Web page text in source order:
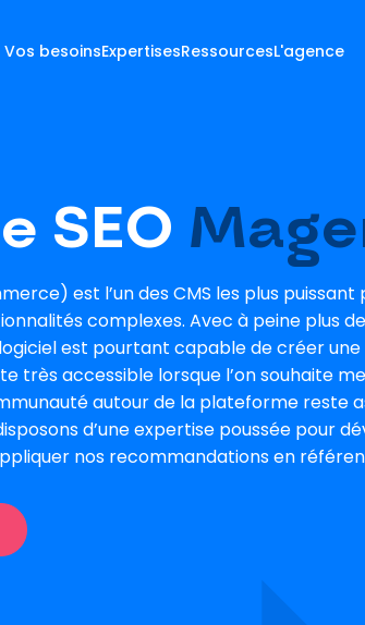
Vos besoinsExpertisesRessourcesL'agence
SEO
est l’un des CMS les plus puissant
complexes. Avec à peine plus
est pourtant capable de créer une
très accessible lorsque l’on souhaite
autour de la plateforme reste
d’une expertise poussée pour
nos recommandations en